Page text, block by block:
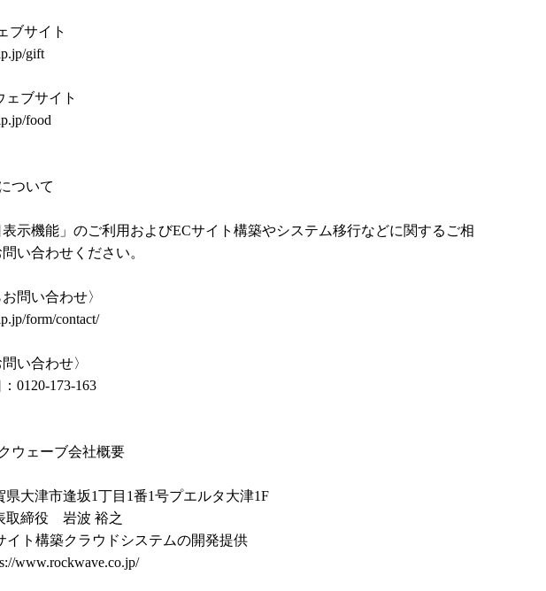
ブサイト
gift
ェブサイト
food
ついて
表示機能」のご利用およびECサイト構築やシステム移行などに関するご相
い合わせください。
問い合わせ〉
form/contact/
い合わせ〉
0120-173-163
ウェーブ会社概要
津市逢坂1丁目1番1号プエルタ大津1F
締役 岩波 裕之
イト構築クラウドシステムの開発提供
www.rockwave.co.jp/